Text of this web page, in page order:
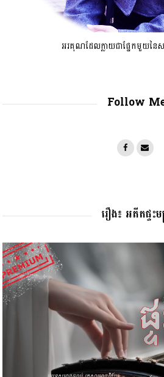
អរគុណដែលក្លាយជាផ្នែកមួយនៃសក
Follow
រឿង៖ អតីតផ្ទះម